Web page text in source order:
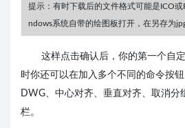
提示：有时下载后的文件格式可能是ICO
ndows系统自带的绘图板打开，在另存为
这样点击确认后，你的第一个自
时你还可以在加入多个不同的命令按
DWG、中心对齐、垂直对齐、取消分
栏。